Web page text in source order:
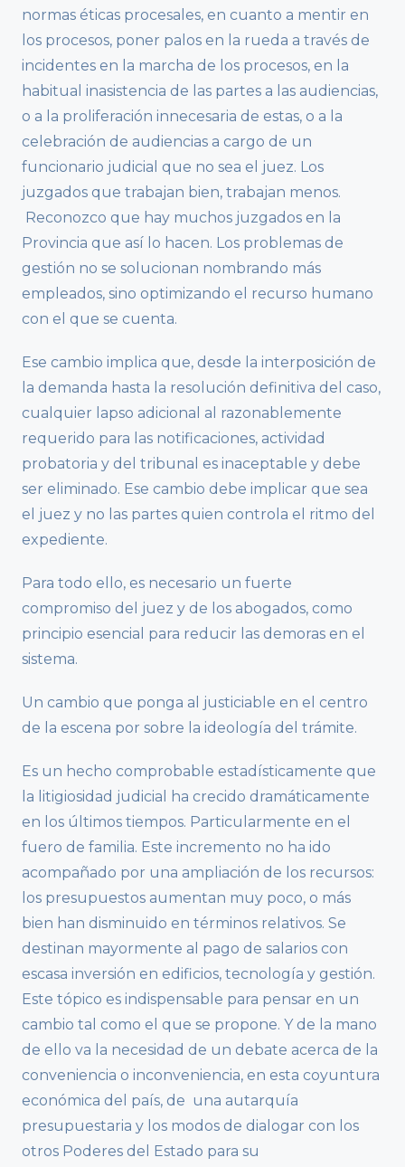
normas éticas procesales, en cuanto a mentir en
los procesos, poner palos en la rueda a través de
incidentes en la marcha de los procesos, en la
habitual inasistencia de las partes a las audiencias,
o a la proliferación innecesaria de estas, o a la
celebración de audiencias a cargo de un
funcionario judicial que no sea el juez. Los
juzgados que trabajan bien, trabajan menos.
Reconozco que hay muchos juzgados en la
Provincia que así lo hacen. Los problemas de
gestión no se solucionan nombrando más
empleados, sino optimizando el recurso humano
con el que se cuenta.
Ese cambio implica que, desde la interposición de
la demanda hasta la resolución definitiva del caso,
cualquier lapso adicional al razonablemente
requerido para las notificaciones, actividad
probatoria y del tribunal es inaceptable y debe
ser eliminado. Ese cambio debe implicar que sea
el juez y no las partes quien controla el ritmo del
expediente.
Para todo ello, es necesario un fuerte
compromiso del juez y de los abogados, como
principio esencial para reducir las demoras en el
sistema.
Un cambio que ponga al justiciable en el centro
de la escena por sobre la ideología del trámite.
Es un hecho comprobable estadísticamente que
la litigiosidad judicial ha crecido dramáticamente
en los últimos tiempos. Particularmente en el
fuero de familia. Este incremento no ha ido
acompañado por una ampliación de los recursos:
los presupuestos aumentan muy poco, o más
bien han disminuido en términos relativos. Se
destinan mayormente al pago de salarios con
escasa inversión en edificios, tecnología y gestión.
Este tópico es indispensable para pensar en un
cambio tal como el que se propone. Y de la mano
de ello va la necesidad de un debate acerca de la
conveniencia o inconveniencia, en esta coyuntura
económica del país, de una autarquía
presupuestaria y los modos de dialogar con los
otros Poderes del Estado para su